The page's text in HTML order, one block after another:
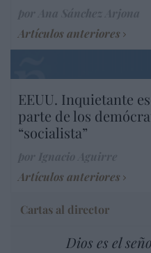
Artículos anteriores
EEUU. Inquietante
parte de los
“socialista”
Artículos anteriores
Cartas al director
Dios es el